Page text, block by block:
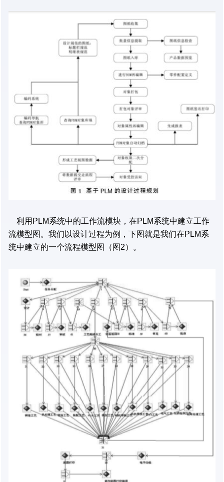
利用PLM系统中的工作流模块，在PLM系统中建立工作
流模型图。我们以设计过程为例，下图就是我们在PLM系
统中建立的一个流程模型图（图2）。